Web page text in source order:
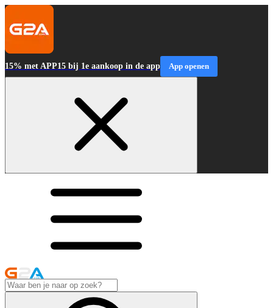
15% met APP15 bij 1e aankoop in de app App openen